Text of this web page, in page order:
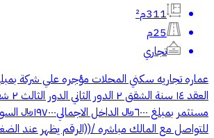
311م²
25م
تجاري
مستثمر بمبلغ
للتواصل مع المالك مباشره /((الرقم يظهر عند